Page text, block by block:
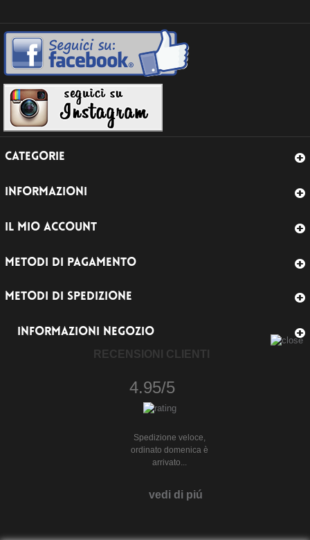
CATEGORIE
INFORMAZIONI
IL MIO ACCOUNT
METODI DI PAGAMENTO
METODI DI SPEDIZIONE
INFORMAZIONI NEGOZIO
RECENSIONI CLIENTI
4.95/5
Spedizione veloce,
ordinato domenica è
arrivato...
vedi di piú